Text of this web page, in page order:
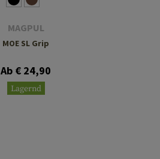
MAGPUL
MOE SL Grip
Ab € 24,90
Lagernd